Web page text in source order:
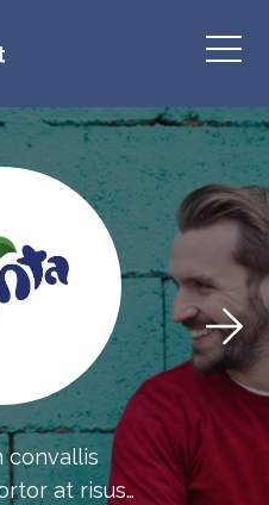
dolor sit
convallis
at risus